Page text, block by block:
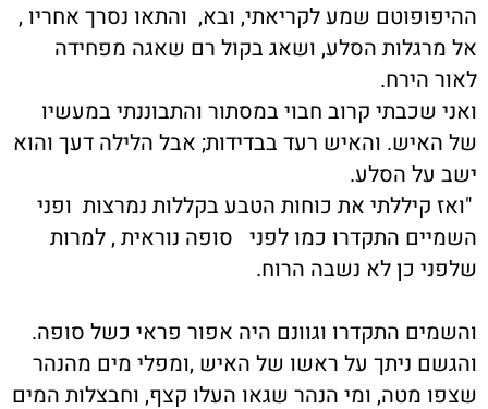
ההיפופוטם שמע לקריאתי, ובא, והתאו נסרך אחריו ,
אל מרגלות הסלע, ושאג בקול רם שאגה מפחידה
לאור הירח.
ואני שכבתי קרוב חבוי במסתור והתבוננתי במעשיו
של האיש. והאיש רעד בבדידות; אבל הלילה דעך והוא
ישב על הסלע.
"ואז קיללתי את כוחות הטבע בקללות נמרצות ופני
השמיים התקדרו כמו לפני סופה נוראית , למרות
שלפני כן לא נשבה הרוח.
והשמים התקדרו וגוונם היה אפור פראי כשל סופה.
והגשם ניתך על ראשו של האיש ,ומפלי מים מהנהר
שצפו מטה, ומי הנהר שגאו העלו קצף, וחבצלות המים